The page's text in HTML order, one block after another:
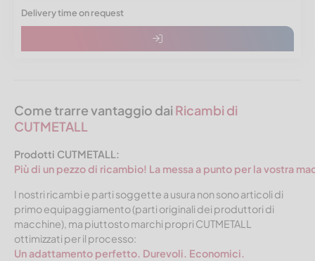
Delivery time on request
Come trarre vantaggio dai Ricambi di
CUTMETALL
Prodotti CUTMETALL:
Più di un pezzo di ricambio! La messa a punto per la vostra
I nostri ricambi e parti soggette a usura non sono articoli di
primo equipaggiamento (parti originali dei produttori di
macchine), ma piuttosto marchi propri CUTMETALL
ottimizzati per il processo:
Un adattamento perfetto. Durevoli. Economici.